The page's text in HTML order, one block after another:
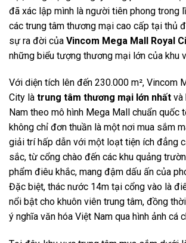
đã xác lập mình là người tiên phong trong
các trung tâm thương mại cao cấp tại thủ
sự ra đời của Vincom Mega Mall Royal
những biểu tượng thương mại lớn của khu
Với diện tích lên đến 230.000 m², Vincom
City là trung tâm thương mại lớn nhất và
Nam theo mô hình Mega Mall chuẩn quốc
không chỉ đơn thuần là một nơi mua sắm
giải trí hấp dẫn với một loạt tiện ích đẳng
sắc, từ cổng chào đến các khu quảng
phẩm điêu khắc, mang đậm dấu ấn của
Đặc biệt, thác nước 14m tại cổng vào là
nổi bật cho khuôn viên trung tâm, đồng
ý nghĩa văn hóa Việt Nam qua hình ảnh cá